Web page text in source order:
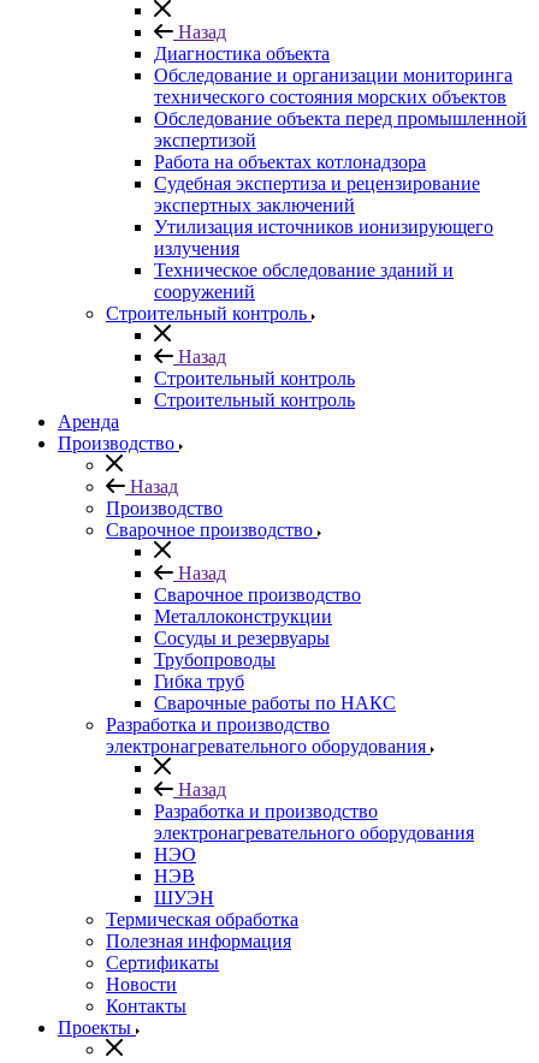
Назад
Диагностика объекта
Обследование и организации мониторинга
технического состояния морских объектов
Обследование объекта перед промышленной
экспертизой
Работа на объектах котлонадзора
Судебная экспертиза и рецензирование
экспертных заключений
Утилизация источников ионизирующего
излучения
Техническое обследование зданий и
сооружений
Строительный контроль
Назад
Строительный контроль
Строительный контроль
Аренда
Производство
Назад
Производство
Сварочное производство
Назад
Сварочное производство
Металлоконструкции
Сосуды и резервуары
Трубопроводы
Гибка труб
Сварочные работы по НАКС
Разработка и производство
электронагревательного оборудования
Назад
Разработка и производство
электронагревательного оборудования
НЭО
НЭВ
ШУЭН
Термическая обработка
Полезная информация
Сертификаты
Новости
Контакты
Проекты